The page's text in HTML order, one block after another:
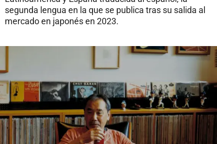
segunda lengua en la que se publica tras su salida al
mercado en japonés en 2023.